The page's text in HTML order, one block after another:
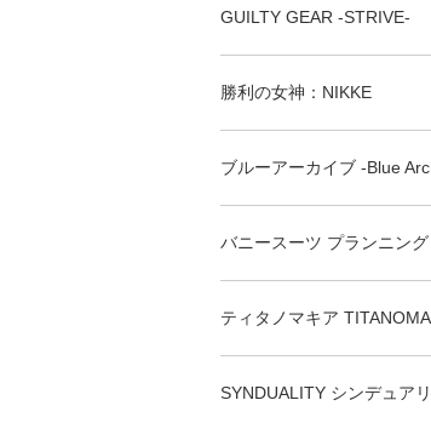
GUILTY GEAR -STRIVE-
勝利の女神：NIKKE
ブルーアーカイブ -Blue
バニースーツ プランニング
ティタノマキア
SYNDUALITY シンデュア